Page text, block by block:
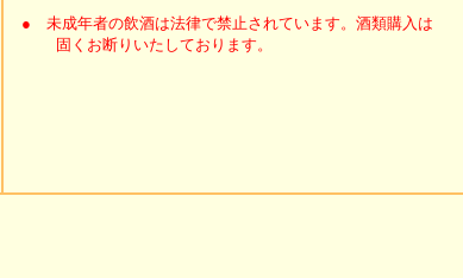
● 未成年者の飲酒は法律で禁止されています。酒類購入 は
固くお断りいたしております。